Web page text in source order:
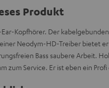
Produkt
Kopfhörer. Der
Neodym-HD-Treiber bietet
Bass saubere Arbeit.
zum Service. Er ist eben ein